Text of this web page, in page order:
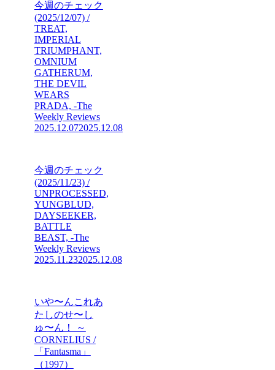
今週のチェック
(2025/12/07) /
TREAT,
IMPERIAL
TRIUMPHANT,
OMNIUM
GATHERUM,
THE DEVIL
WEARS
PRADA, -The
Weekly Reviews
2025.12.072025.12.08
今週のチェック
(2025/11/23) /
UNPROCESSED,
YUNGBLUD,
DAYSEEKER,
BATTLE
BEAST, -The
Weekly Reviews
2025.11.232025.12.08
いや〜んこれあ
たしのせ〜し
ゅ〜ん！ ～
CORNELIUS /
「Fantasma」
（1997）